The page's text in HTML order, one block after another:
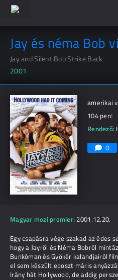
Jay és néma Bob
Jay and Silent Bob Strike Back
2001
amerikai
104 perc
Rendező:
0
Magyar mozi premier: 2001.12.20.
Egy csapásra vége szakad az édes
hogy a Jayről és Néma Bobról
Bunkóman és Gyökér kalandjairól
el sem készült eposzt máris
Irány hát Hollywood, de addig